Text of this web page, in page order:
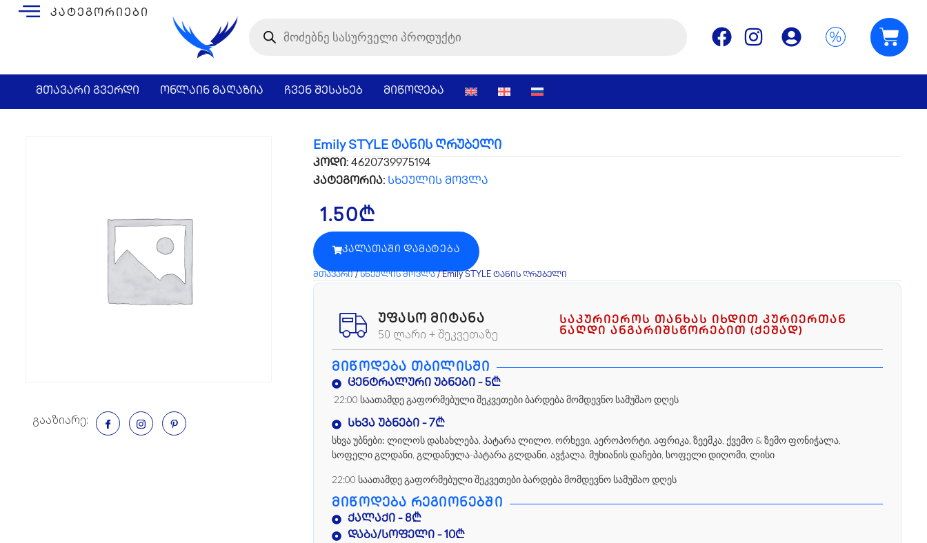
კატეგორიები
მთავარი გვერდი ონლაინ მაღაზია ჩვენ შესახებ მიწოდება
გააზიარე:
Emily STYLE ტანის ღრუბელი
კოდი: 4620739975194
კატეგორია: სხეულის მოვლა
1.50₾
ᲙᲐᲚᲐᲗᲐᲨᲘ ᲓᲐᲛᲐᲢᲔᲑᲐ
მთავარი / სხეულის მოვლა / Emily STYLE ტანის ღრუბელი
ᲣᲤᲐᲡᲝ ᲛᲘᲢᲐᲜᲐ
50 ლარი + შეკვეთაზე
საკურიეროს თანხას იხდით კურიერთან
ნაღდი ანგარიშსწორებით (ქეშად)
ᲛᲘᲬᲝᲓᲔᲑᲐ ᲗᲑᲘᲚᲘᲡᲨᲘ
ცენტრალური უბნები - 5₾
22:00 საათამდე გაფორმებული შეკვეთები ბარდება მომდევნო სამუშაო დღეს
სხვა უბნები - 7₾
სხვა უბნები: ლილოს დასახლება, პატარა ლილო, ორხევი, აეროპორტი, აფრიკა, ზეემკა, ქვემო & ზემო ფონიჭალა,
სოფელი გლდანი, გლდანულა-პატარა გლდანი, ავჭალა, მუხიანის დაჩები, სოფელი დიღომი, ლისი
22:00 საათამდე გაფორმებული შეკვეთები ბარდება მომდევნო სამუშაო დღეს
ᲛᲘᲬᲝᲓᲔᲑᲐ ᲠᲔᲒᲘᲝᲜᲔᲑᲨᲘ
ქალაქი - 8₾
დაბა/სოფელი - 10₾